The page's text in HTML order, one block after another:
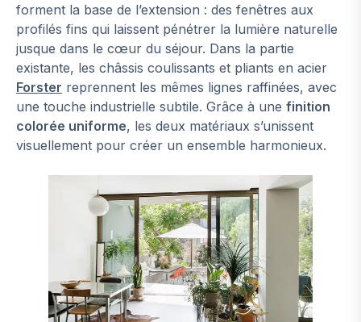
forment la base de l’extension : des fenêtres aux
profilés fins qui laissent pénétrer la lumière naturelle
jusque dans le cœur du séjour. Dans la partie
existante, les châssis coulissants et pliants en acier
Forster reprennent les mêmes lignes raffinées, avec
une touche industrielle subtile. Grâce à une finition
colorée uniforme, les deux matériaux s’unissent
visuellement pour créer un ensemble harmonieux.